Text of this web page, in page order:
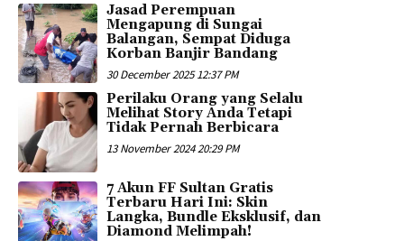
Jasad Perempuan
Mengapung di Sungai
Balangan, Sempat Diduga
Korban Banjir Bandang
30 December 2025 12:37 PM
Perilaku Orang yang Selalu
Melihat Story Anda Tetapi
Tidak Pernah Berbicara
13 November 2024 20:29 PM
7 Akun FF Sultan Gratis
Terbaru Hari Ini: Skin
Langka, Bundle Eksklusif, dan
Diamond Melimpah!